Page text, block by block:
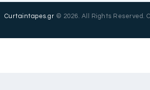
Curtaintapes.gr © 2026. All Rights Reserved.